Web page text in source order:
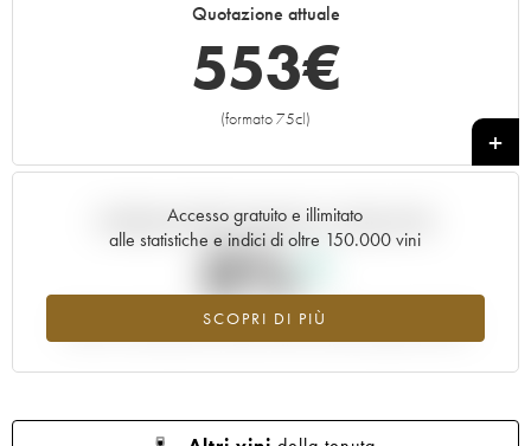
Quotazione attuale
553€
(formato 75cl)
+
Accesso gratuito e illimitato
alle statistiche e indici di oltre 150.000 vini
SCOPRI DI PIÙ
Andamento della quotazione in tempo reale
0%
Valore in aumento per l'annata 1985 nel 2026 rispetto al 2025